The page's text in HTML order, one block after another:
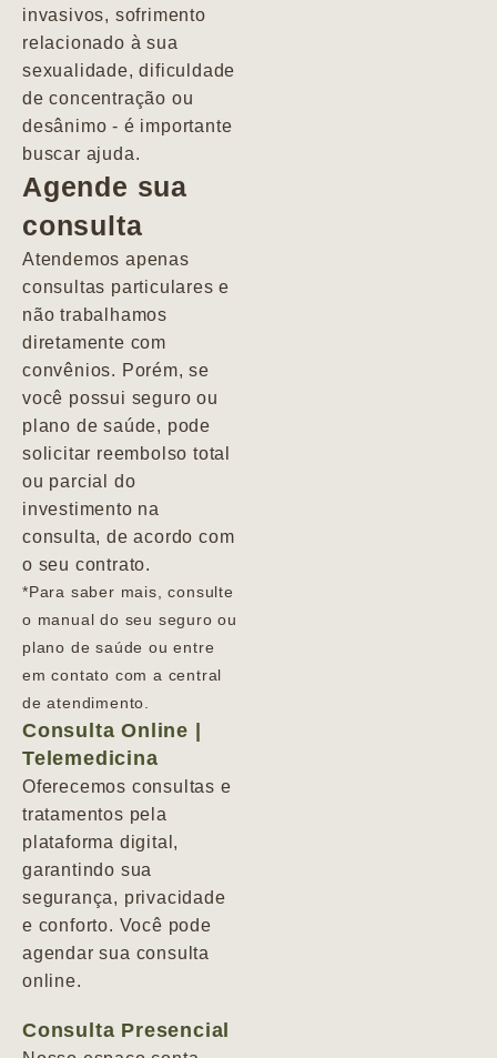
invasivos, sofrimento
relacionado à sua
sexualidade, dificuldade
de concentração ou
desânimo - é importante
buscar ajuda.
Agende sua
consulta
Atendemos apenas
consultas particulares e
não trabalhamos
diretamente com
convênios. Porém, se
você possui seguro ou
plano de saúde, pode
solicitar reembolso total
ou parcial do
investimento na
consulta, de acordo com
o seu contrato.
*Para saber mais, consulte
o manual do seu seguro ou
plano de saúde ou entre
em contato com a central
de atendimento.
Consulta Online |
Telemedicina
Oferecemos consultas e
tratamentos pela
plataforma digital,
garantindo sua
segurança, privacidade
e conforto. Você pode
agendar sua consulta
online.
Consulta Presencial